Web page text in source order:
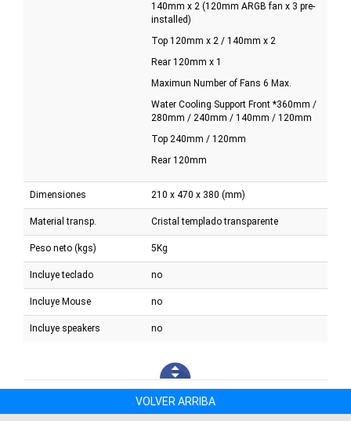
140mm x 2 (120mm ARGB fan x 3 pre-
installed)
Top 120mm x 2 / 140mm x 2
Rear 120mm x 1
Maximun Number of Fans 6 Max.
Water Cooling Support Front *360mm /
280mm / 240mm / 140mm / 120mm
Top 240mm / 120mm
Rear 120mm
Dimensiones 210 x 470 x 380 (mm)
Material transp. Cristal templado transparente
Peso neto (kgs) 5Kg
Incluye teclado no
Incluye Mouse no
Incluye speakers no
VOLVER ARRIBA